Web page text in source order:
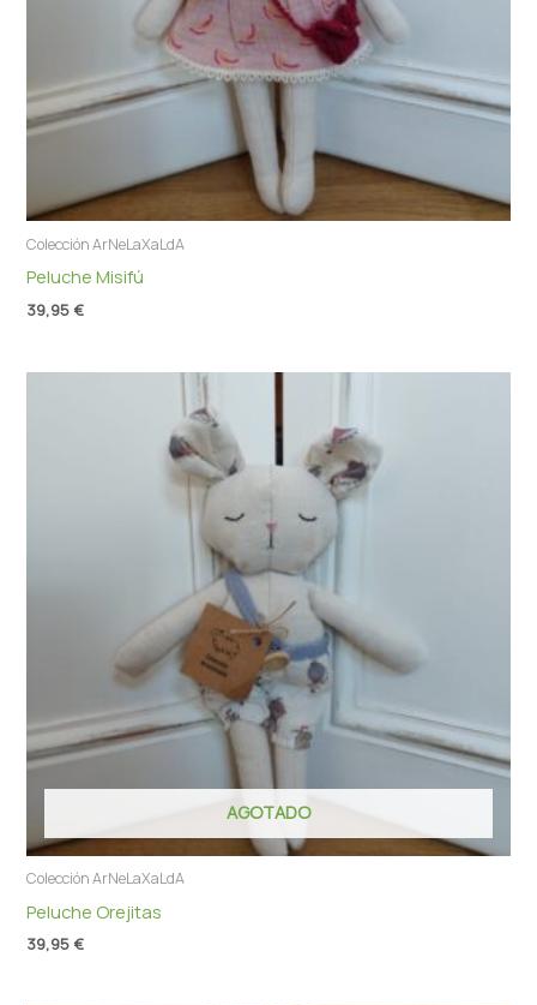
Colección ArNeLaXaLdA
Peluche Misifú
39,95 €
AGOTADO
Colección ArNeLaXaLdA
Peluche Orejitas
39,95 €